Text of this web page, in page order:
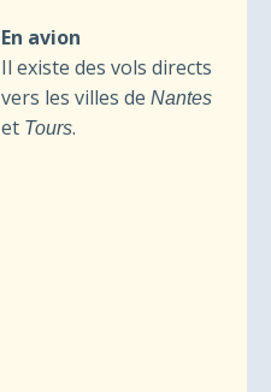
En avion
Il existe des vols directs
vers les villes de Nantes
et Tours.